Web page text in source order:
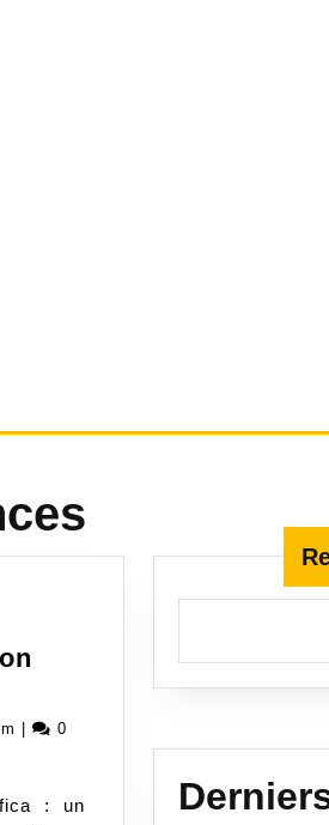
obledassurancecom
0
: un